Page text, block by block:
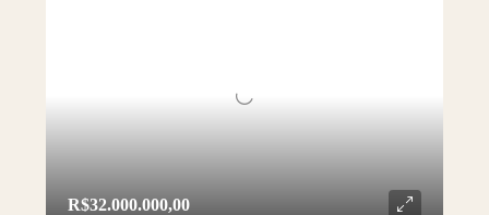
R$32.000.000,00